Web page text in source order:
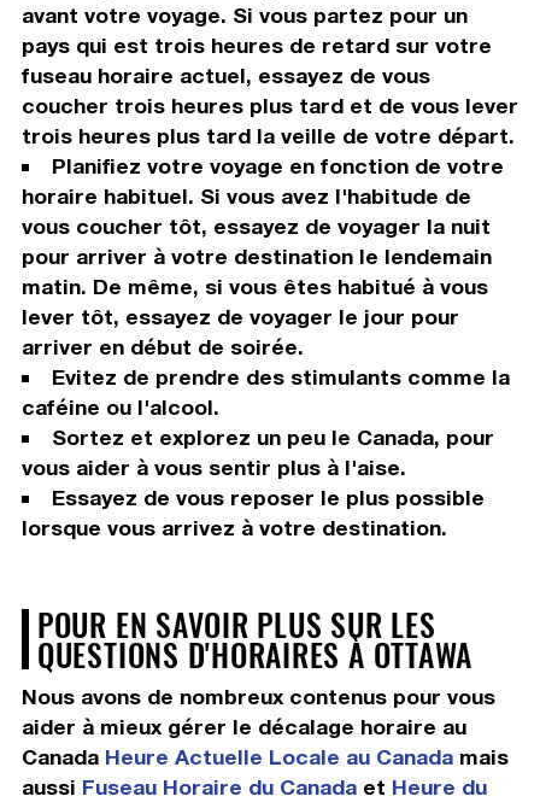
avant votre voyage. Si vous partez pour un
pays qui est trois heures de retard sur votre
fuseau horaire actuel, essayez de vous
coucher trois heures plus tard et de vous lever
trois heures plus tard la veille de votre départ.
Planifiez votre voyage en fonction de votre
horaire habituel. Si vous avez l'habitude de
vous coucher tôt, essayez de voyager la nuit
pour arriver à votre destination le lendemain
matin. De même, si vous êtes habitué à vous
lever tôt, essayez de voyager le jour pour
arriver en début de soirée.
Evitez de prendre des stimulants comme la
caféine ou l'alcool.
Sortez et explorez un peu le Canada, pour
vous aider à vous sentir plus à l'aise.
Essayez de vous reposer le plus possible
lorsque vous arrivez à votre destination.
POUR EN SAVOIR PLUS SUR LES
QUESTIONS D'HORAIRES À OTTAWA
Nous avons de nombreux contenus pour vous
aider à mieux gérer le décalage horaire au
Canada Heure Actuelle Locale au Canadamais
aussi Fuseau Horaire du Canadaet Heure du